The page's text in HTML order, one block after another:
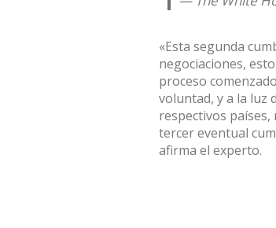
«Esta segunda
negociaciones,
proceso
voluntad, y a la luz
respectivos
tercer eventual
afirma el experto.